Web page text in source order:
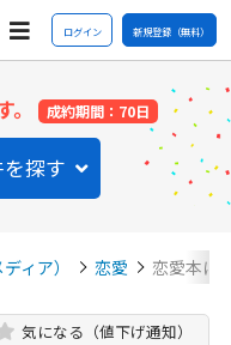
ログイン 新規登録（無料）
。 成約期間：70日
探す
ィア） 恋愛 恋愛本に
気になる（値下げ通知）